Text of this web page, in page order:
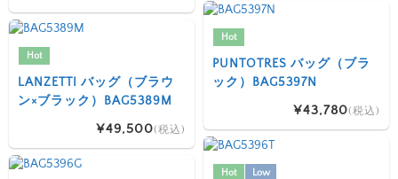
Hot
PUNTOTRES バッグ（ブラ
ック）BAG5397N
¥43,780(税込)
Hot
LANZETTI バッグ（ブラウ
ン×ブラック）BAG5389M
¥49,500(税込)
Hot Low